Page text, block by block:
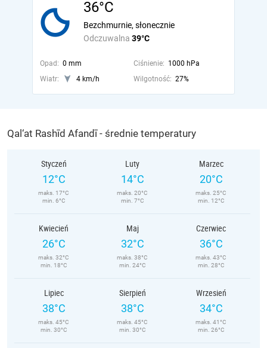
36°C
Odczuwalna 39°C
Bezchmurnie, słonecznie
Opad: 0 mm Ciśnienie: 1000 hPa
Wiatr:
4 km/h Wilgotność: 27%
Qal‘at Rashīd Afandī - średnie temperatury
Styczeń
12°C
maks. 17°C
min. 6°C
Luty
14°C
maks. 20°C
min. 7°C
Marzec
20°C
maks. 25°C
min. 12°C
Kwiecień
26°C
maks. 32°C
min. 18°C
Maj
32°C
maks. 38°C
min. 24°C
Czerwiec
36°C
maks. 43°C
min. 28°C
Lipiec
38°C
maks. 45°C
min. 30°C
Sierpień
38°C
maks. 45°C
min. 30°C
Wrzesień
34°C
maks. 41°C
min. 26°C